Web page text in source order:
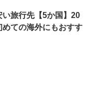
い旅行先【5か国】20
めての海外にもおすす